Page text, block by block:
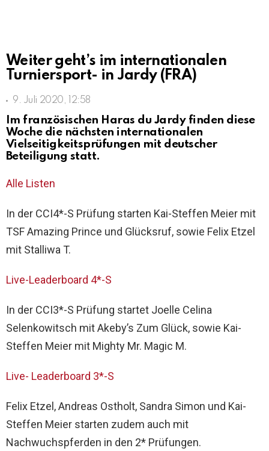
Weiter geht’s im internationalen
Turniersport- in Jardy (FRA)
9. Juli 2020, 12:58
Im französischen Haras du Jardy finden diese
Woche die nächsten internationalen
Vielseitigkeitsprüfungen mit deutscher
Beteiligung statt.
Alle Listen
In der CCI4*-S Prüfung starten Kai-Steffen Meier mit
TSF Amazing Prince und Glücksruf, sowie Felix Etzel
mit Stalliwa T.
Live-Leaderboard 4*-S
In der CCI3*-S Prüfung startet Joelle Celina
Selenkowitsch mit Akeby’s Zum Glück, sowie Kai-
Steffen Meier mit Mighty Mr. Magic M.
Live- Leaderboard 3*-S
Felix Etzel, Andreas Ostholt, Sandra Simon und Kai-
Steffen Meier starten zudem auch mit
Nachwuchspferden in den 2* Prüfungen.